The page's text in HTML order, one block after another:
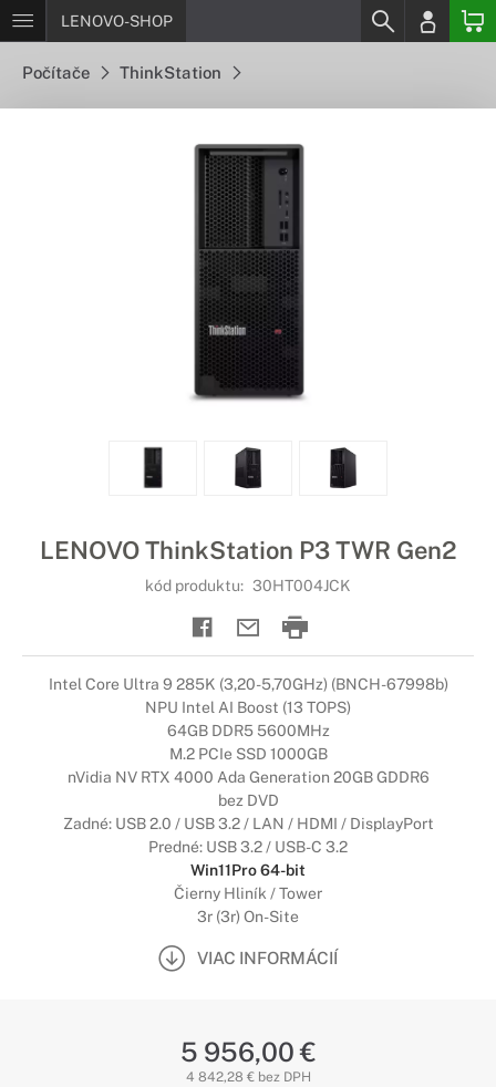
LENOVO-SHOP
Počítače ThinkStation
LENOVO ThinkStation P3 TWR Gen2
kód produktu: 30HT004JCK
Intel Core Ultra 9 285K (3,20-5,70GHz) (BNCH-67998b)
NPU Intel AI Boost (13 TOPS)
64GB DDR5 5600MHz
M.2 PCIe SSD 1000GB
nVidia NV RTX 4000 Ada Generation 20GB GDDR6
bez DVD
Zadné: USB 2.0 / USB 3.2 / LAN / HDMI / DisplayPort
Predné: USB 3.2 / USB-C 3.2
Win11Pro 64-bit
Čierny Hliník / Tower
3r (3r) On-Site
VIAC INFORMÁCIÍ
5 956,00 €
4 842,28 € bez DPH